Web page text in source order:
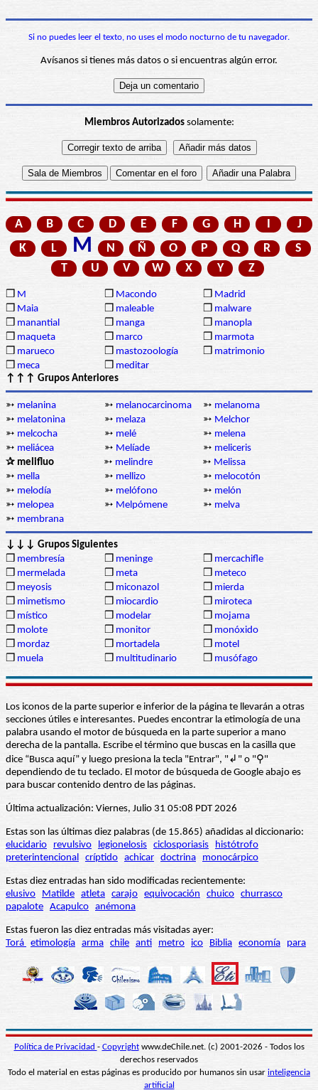
Si no puedes leer el texto, no uses el modo nocturno de tu navegador.
Avísanos si tienes más datos o si encuentras algún error.
Miembros Autorizadossolamente:
A B C D E F G H
J
K
L M N Ñ O P Q R
S
T
U V W X Y Z
❒ M ❒ Macondo ❒ Madrid
❒ Maia ❒ maleable ❒ malware
❒ manantial ❒ manga ❒ manopla
❒ maqueta ❒ marco ❒ marmota
❒ marueco ❒ mastozoología ❒ matrimonio
❒ meca ❒ meditar
↑↑↑ Grupos Anteriores
➳ melanina ➳ melanocarcinoma ➳ melanoma
➳ melatonina ➳ melaza ➳ Melchor
➳ melcocha ➳ melé ➳ melena
➳ meliácea ➳ Melíade ➳ meliceris
✰ melifluo
➳ melindre ➳ Melissa
➳ mella ➳ mellizo ➳ melocotón
➳ melodía ➳ melófono ➳ melón
➳ melopea ➳ Melpómene ➳ melva
➳ membrana
↓↓↓ Grupos Siguientes
❒ membresía ❒ meninge ❒ mercachifle
❒ mermelada ❒ meta ❒ meteco
❒ meyosis ❒ miconazol ❒ mierda
❒ mimetismo ❒ miocardio ❒ miroteca
❒ místico ❒ modelar ❒ mojama
❒ molote ❒ monitor ❒ monóxido
❒ mordaz ❒ mortadela ❒ motel
❒ muela ❒ multitudinario ❒ musófago
Los iconos de la parte superior e inferior de la página te llevarán a otras
secciones útiles e interesantes. Puedes encontrar la etimología de una
palabra usando el motor de búsqueda en la parte superior a mano
derecha de la pantalla. Escribe el término que buscas en la casilla que
dice “Busca aquí” y luego presiona la tecla "Entrar", "↲" o "⚲"
dependiendo de tu teclado. El motor de búsqueda de Google abajo es
para buscar contenido dentro de las páginas.
Última actualización: Viernes, Julio 31 05:08 PDT 2026
Estas son las últimas diez palabras (de 15.865) añadidas al diccionario:
elucidario
revulsivo legionelosis ciclosporiasis
histótrofo
preterintencional
críptido achicar doctrina monocárpico
Estas diez entradas han sido modificadas recientemente:
elusivo
Matilde atleta carajo equivocación chuico churrasco
papalote Acapulco anémona
Estas fueron las diez entradas más visitadas ayer:
Torá etimología arma chile anti metro ico Biblia economía para
Política de Privacidad - Copyrightwww.deChile.net. (c) 2001-2026 - Todos los
derechos reservados
Todo el material en estas páginas es producido por humanos sin usar inteligencia
artificial